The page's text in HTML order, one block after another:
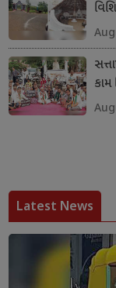
કામ
Latest News